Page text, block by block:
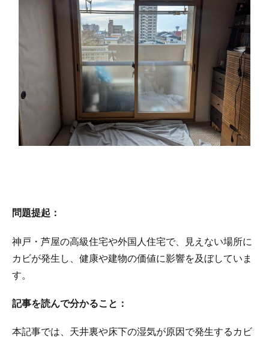
問題提起：
神戸・芦屋の高級住宅や外国人住宅で、見えない場所に
カビが発生し、健康や建物の価値に影響を及ぼしていま
す。
記事を読んで分かること：
本記事では、天井裏や床下の湿気が原因で発生するカビ